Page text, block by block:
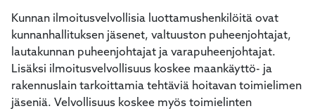
Kunnan ilmoitusvelvollisia luottamushenkilöitä ovat
kunnanhallituksen jäsenet, valtuuston puheenjohtajat,
lautakunnan puheenjohtajat ja varapuheenjohtajat.
Lisäksi ilmoitusvelvollisuus koskee maankäyttö- ja
rakennuslain tarkoittamia tehtäviä hoitavan toimielimen
jäseniä. Velvollisuus koskee myös toimielinten